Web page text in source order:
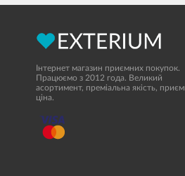
Інтернет магазин приємних покупок.
Працюємо з 2012 года. Великий
асортимент, преміальна якість,
ціна.